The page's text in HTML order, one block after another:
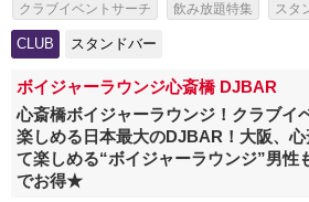
クラブイベントサーチ 飲み放題特集 スタ
CLUB スタンドバー
ボイジャーラウンジ心斎橋 DJBAR
心斎橋ボイジャーラウンジ！クラブイ
楽しめる日本最大のDJBAR！大阪、
て楽しめる“ボイジャーラウンジ”男性
でお得★